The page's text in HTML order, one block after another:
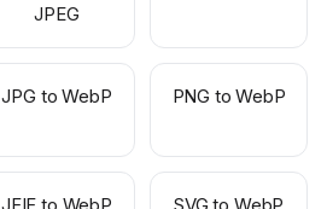
JPEG
JPG to WebP PNG to WebP